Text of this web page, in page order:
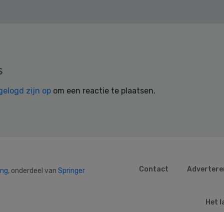
zijn op om een reactie te plaatsen.
, onderdeel van Springer Contact
Het